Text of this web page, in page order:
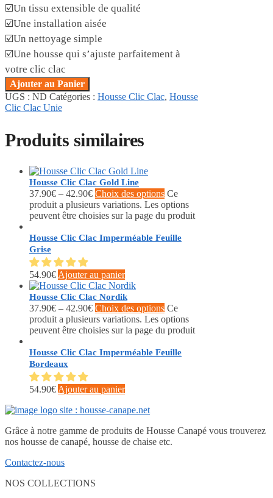
☑️Un tissu extensible de qualité
☑️Une installation aisée
☑️Un nettoyage simple
☑️Une housse qui s’ajuste parfaitement à
votre clic clac
Ajouter au Panier
UGS : ND Catégories : Housse Clic Clac, Housse
Clic Clac Unie
Produits similaires
Housse Clic Clac Gold Line
37.90€ – 42.90€ Choix des options Ce
produit a plusieurs variations. Les options
peuvent être choisies sur la page du produit
Housse Clic Clac Imperméable Feuille
Grise
54.90€Ajouter au panier
Housse Clic Clac Nordik
37.90€ – 42.90€ Choix des options Ce
produit a plusieurs variations. Les options
peuvent être choisies sur la page du produit
Housse Clic Clac Imperméable Feuille
Bordeaux
54.90€Ajouter au panier
Grâce à notre gamme de produits de Housse Canapé vous trouverez
nos housse de canapé, housse de chaise etc.
Contactez-nous
NOS COLLECTIONS